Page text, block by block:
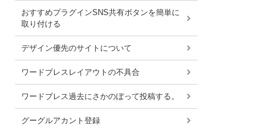
おすすめプラグインSNS共有ボタンを簡単に
取り付ける
デザイン優先のサイトについて
ワードブレスレイアウトの不具合
ワードブレス過去にさかのぼって投稿する。
グーグルアカント登録